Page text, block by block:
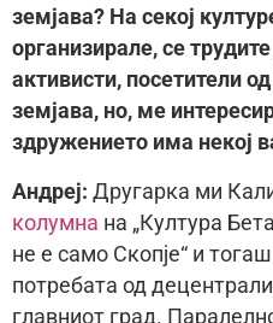
земјава? На секој
организирале, се
активисти, посетители
земјава, но, ме
здружението има некој
Андреј: Другарка ми
колумна на „Култура
не е само Скопје“ и
потребата од
главниот град.